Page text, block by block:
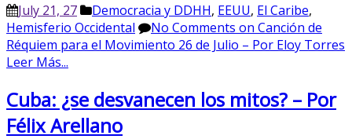
July 21, 27 Democracia y DDHH, EEUU, El Caribe,
Hemisferio Occidental
No Comments on Canción de
Réquiem para el Movimiento 26 de Julio – Por Eloy Torres
Leer Más...
Cuba: ¿se desvanecen los mitos? – Por
Félix Arellano